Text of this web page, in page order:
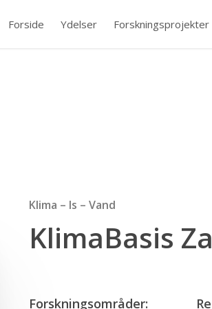
Forside Ydelser Forskningsprojekter
Klima – Is – Vand
KlimaBasis
Forskningsområder: